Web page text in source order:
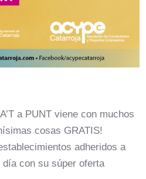
a PUNT viene con muchos
cosas GRATIS!
adheridos a
con su súper oferta